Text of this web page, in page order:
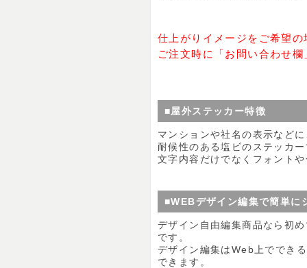
仕上がりイメージをご希望の
ご注文時に「お問い合わせ
■屋外ステッカー特徴
マンションや社名の表示など
耐候性のある塩ビのステッカ
文字内容だけでなくフォント
■WEBデザイン編集で簡単に
デザイン自由編集商品なら初
です。
デザイン編集はWeb上ででき
できます。